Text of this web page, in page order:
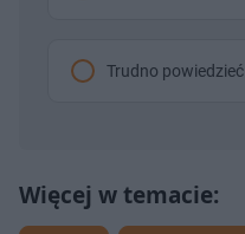
Trudno powiedzieć